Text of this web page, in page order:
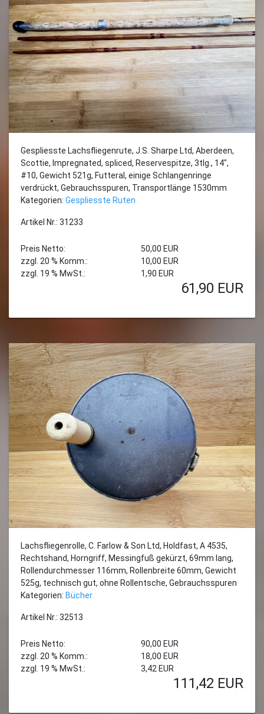
Gespliesste Lachsfliegenrute, J.S. Sharpe Ltd, Aberdeen,
Scottie, Impregnated, spliced, Reservespitze, 3tlg., 14",
#10, Gewicht 521g, Futteral, einige Schlangenringe
verdrückt, Gebrauchsspuren, Transportlänge 1530mm
Kategorien: Gespliesste Ruten
Artikel Nr.: 31233
Preis Netto:
50,00 EUR
zzgl. 20 % Komm.:
10,00 EUR
zzgl. 19 % MwSt.:
1,90 EUR
61,90 EUR
Lachsfliegenrolle, C. Farlow & Son Ltd, Holdfast, A 4535,
Rechtshand, Horngriff, Messingfuß gekürzt, 69mm lang,
Rollendurchmesser 116mm, Rollenbreite 60mm, Gewicht
525g, technisch gut, ohne Rollentsche, Gebrauchsspuren
Kategorien: Bücher
Artikel Nr.: 32513
Preis Netto:
90,00 EUR
zzgl. 20 % Komm.:
18,00 EUR
zzgl. 19 % MwSt.:
3,42 EUR
111,42 EUR